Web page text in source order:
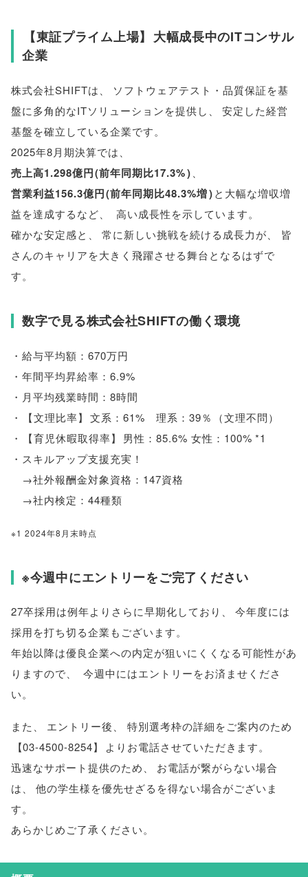
【東証プライム上場】 大幅成長中のITコンサル
企業
株式会社SHIFTは
ソフトウェアテスト・品質保証を基
盤に多角的なITソリューションを提供し
安定した経営
基盤を確立している企業です。
2025年8月期決算では
売上高1.298億円(前年同期比17.3%)
営業利益156.3億円(前年同期比48.3%増)と大幅な増収増
益を達成するなど
高い成長性を示しています。
確かな安定感と
常に新しい挑戦を続ける成長力が
皆
さんのキャリアを大きく飛躍させる舞台となるはずで
す。
数字で見る株式会社SHIFTの働く環境
・給与平均額：670万円
・年間平均昇給率：6.9%
・月平均残業時間：8時間
・
【文理比率】 文系：61% 理系：39％ （文理不問）
・
【育児休暇取得率】
男性：85.6% 女性：100% *1
・スキルアップ支援充実！
→社外報酬金対象資格：147資格
→社内検定：44種類
※1 2024年8月末時点
※今週中にエントリーをご完了ください
27卒採用は例年よりさらに早期化しており 、
今年度には
採用を打ち切る企業もございます。
年始以降は優良企業への内定が狙いにくくなる可能性があ
りますので、
今週中にはエントリーをお済ませくださ
い。
また 、 エントリー後、
特別選考枠の詳細をご案内のため
【03-4500-8254】 よりお電話させていただきます。
迅速なサポート提供のため、
お電話が繋がらない場合
は、
他の学生様を優先せざるを得ない場合がございま
す。
あらかじめご了承ください。